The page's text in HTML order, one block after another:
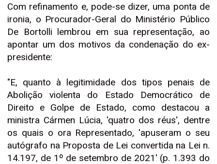
Com refinamento e, pode-se dizer, uma ponta de
ironia, o Procurador-Geral do Ministério Público
De Bortolli lembrou em sua representação, ao
apontar um dos motivos da condenação do ex-
presidente:
"E, quanto à legitimidade dos tipos penais de
Abolição violenta do Estado Democrático de
Direito e Golpe de Estado, como destacou a
ministra Cármen Lúcia, 'quatro dos réus', dentre
os quais o ora Representado, 'apuseram o seu
autógrafo na Proposta de Lei convertida na Lei n.
14.197, de 1º de setembro de 2021' (p. 1.393 do